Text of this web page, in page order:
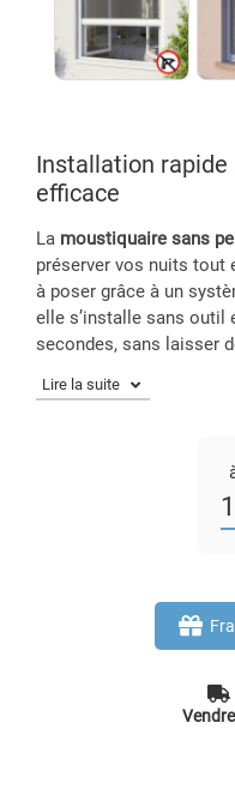
Installation
efficace
La moustiquaire sans
préserver vos nuits tout
à poser grâce à un
elle s’installe sans outil
secondes, sans laisser